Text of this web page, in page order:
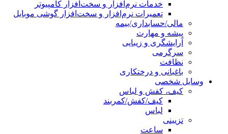
خدمات نرم‌افزار و سخت‌افزار کامپیوتر
تعمیرات نرم‌افزار و سخت‌افزار گوشی موبایل
مالی/حسابداری/بیمه
پیشه و مهارت
آرایشگری و زیبایی
سرگرمی
نظافت
باغبانی و درختکاری
وسایل شخصی
کیف، کفش و لباس
کیف/کفش/کمربند
لباس
تزیینی
ساعت